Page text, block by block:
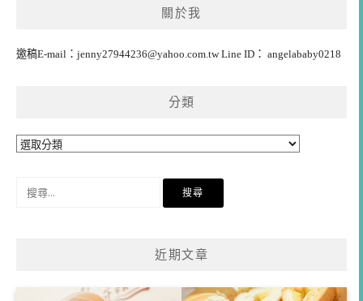
關於我
邀稿E-mail： jenny27944236@yahoo.com.twLine ID： angelababy0218
分類
分
近期文章